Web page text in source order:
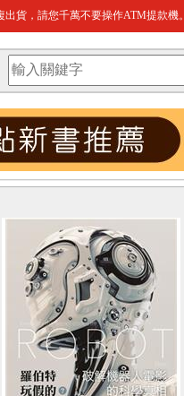
貨，請您千萬不要操作ATM提款機。